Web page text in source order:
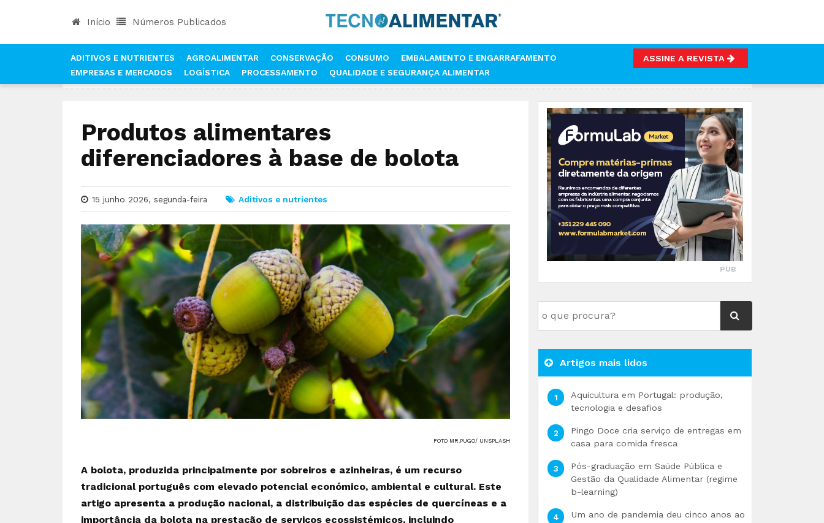
Início Números Publicados
ADITIVOS E NUTRIENTES AGROALIMENTAR CONSERVAÇÃO CONSUMO
EMBALAMENTO E ENGARRAFAMENTO
EMPRESAS E MERCADOS
LOGÍSTICA PROCESSAMENTO QUALIDADE E SEGURANÇA ALIMENTAR
ASSINE A REVISTA
PRODUTOS ALIMENTARES DIFERENCIADORES À BASE DE BOLOTA
Produtos alimentares
diferenciadores à base de bolota
15 junho 2026, segunda-feira Aditivos e nutrientes
FOTO MR.PUGO/ UNSPLASH
A bolota, produzida principalmente por sobreiros e azinheiras, é um recurso
tradicional português com elevado potencial económico, ambiental e cultural. Este
artigo apresenta a produção nacional, a distribuição das espécies de quercíneas e a
importância da bolota na prestação de serviços ecossistémicos, incluindo
PUB
Artigos mais lidos
Aquicultura em Portugal: produção,
tecnologia e desafios
Pingo Doce cria serviço de entregas em
casa para comida fresca
Pós-graduação em Saúde Pública e
Gestão da Qualidade Alimentar (regime
b-learning)
Um ano de pandemia deu cinco anos ao